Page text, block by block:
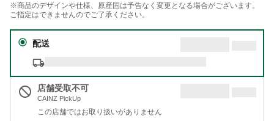
※商品のデザインや仕様、原産国は予告なく変更となる場合がございます。
ご指定はできませんのでご了承ください。
配送
店舗受取不可
CAINZ PickUp
この店舗ではお取り扱いがありません